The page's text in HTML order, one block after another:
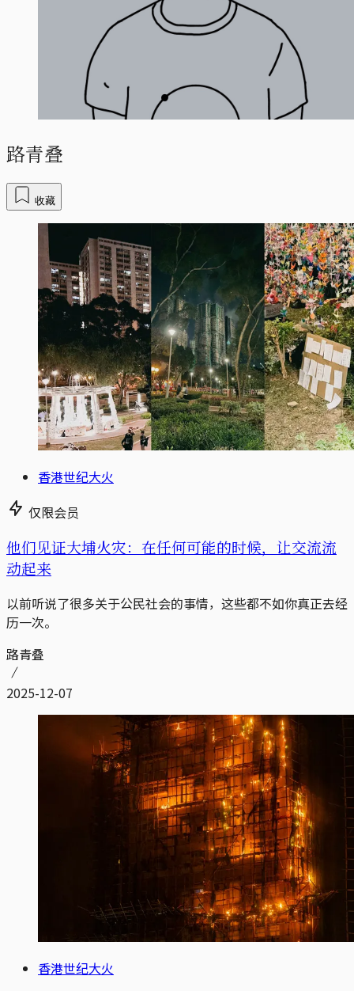
路青叠
收藏
香港世纪大火
仅限会员
他们见证大埔火灾：在任何可能的时候，让交流流
动起来
以前听说了很多关于公民社会的事情，这些都不如你真正去经
历一次。
路青叠
2025-12-07
香港世纪大火